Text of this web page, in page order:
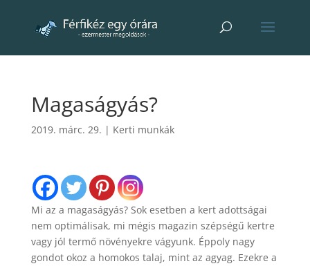
Magaságyás?
2019. márc. 29. | Kerti munkák
Mi az a magaságyás? Sok esetben a kert adottságai
nem optimálisak, mi mégis magazin szépségű kertre
vagy jól termő növényekre vágyunk. Éppoly nagy
gondot okoz a homokos talaj, mint az agyag. Ezekre a